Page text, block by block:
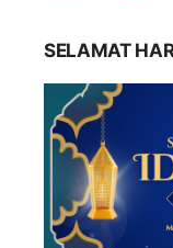
SELAMAT